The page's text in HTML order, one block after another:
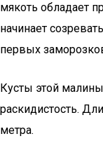
мякоть обладает
начинает
первых
Кусты этой
раскидистость.
метра.